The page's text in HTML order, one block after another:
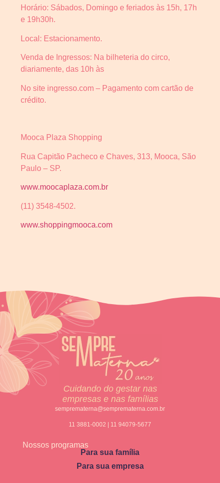
Horário: Sábados, Domingo e feriados às 15h, 17h
e 19h30h.
Local: Estacionamento.
Venda de Ingressos: Na bilheteria do circo,
diariamente, das 10h às
No site ingresso.com – Pagamento com cartão de
crédito.
Mooca Plaza Shopping
Rua Capitão Pacheco e Chaves, 313, Mooca, São
Paulo – SP.
www.moocaplaza.com.br
(11) 3548-4502.
www.shoppingmooca.com
Cuidando do gestar nas
empresas e nas famílias
semprematerna@semprematerna.com.br
11 3881-0002 | 11 94079-5677
Nossos programas
Para sua família
Para sua empresa